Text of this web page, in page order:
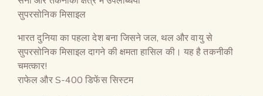
सुपरसोनिक मिसाइल
भारत दुनिया का पहला देश बना जिसने जल, थल और वायु से
सुपरसोनिक मिसाइल दागने की क्षमता हासिल की। यह है तकनीकी
चमत्कार!
राफेल और S-400 डिफेंस सिस्टम